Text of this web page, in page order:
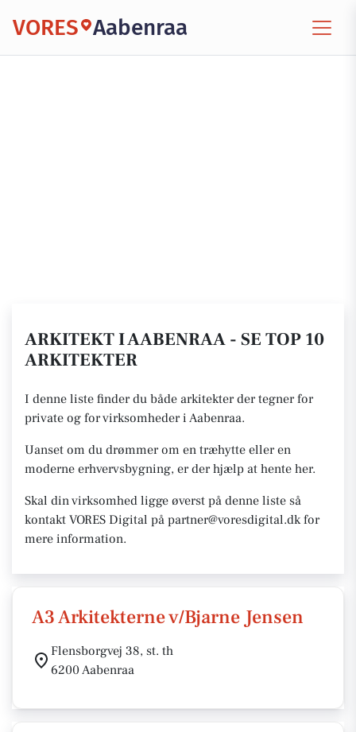
VORES Aabenraa
ARKITEKT I AABENRAA - SE TOP 10
ARKITEKTER
I denne liste finder du både arkitekter der tegner for
private og for virksomheder i Aabenraa.
Uanset om du drømmer om en træhytte eller en
moderne erhvervsbygning, er der hjælp at hente her.
Skal din virksomhed ligge øverst på denne liste så
kontakt VORES Digital på partner@voresdigital.dk for
mere information.
A3 Arkitekterne v/Bjarne Jensen
Flensborgvej 38, st. th
6200 Aabenraa